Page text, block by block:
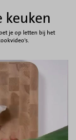
keuken
je op letten bij het